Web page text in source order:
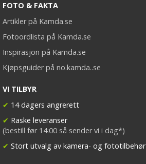
FOTO & FAKTA
Artikler på Kamda.se
Fotoordlista på Kamda.se
Inspirasjon på Kamda.se
Kjøpsguider på no.kamda..se
VI TILBYR
✔ 14 dagers angrerett
✔ Raske leveranser
(bestill før 14:00 så sender vi i dag*)
✔ Stort utvalg av kamera- og fototilbehør